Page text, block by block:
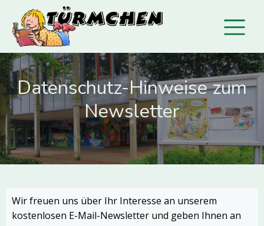
Datenschutz-Hinweise zum
Newsletter
Wir freuen uns über Ihr Interesse an unserem
kostenlosen E-Mail-Newsletter und geben Ihnen an